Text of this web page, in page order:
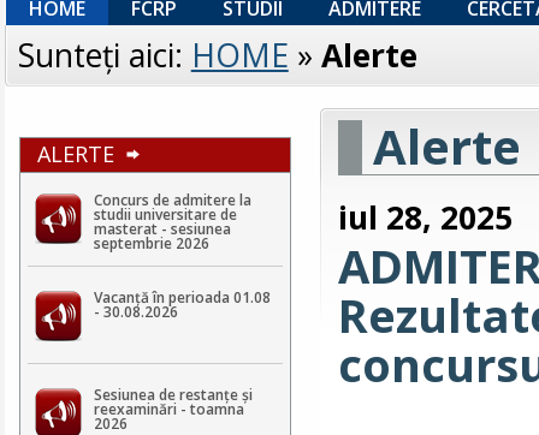
HOME FCRP STUDII ADMITERE
Sunteţi aici: HOME » Alerte
ALERTE
Concurs de admitere la
studii universitare de
masterat - sesiunea
septembrie 2026
Vacanță în perioada 01.08
- 30.08.2026
Sesiunea de restanțe și
reexaminări - toamna
2026
Alerte
iul 28, 2025